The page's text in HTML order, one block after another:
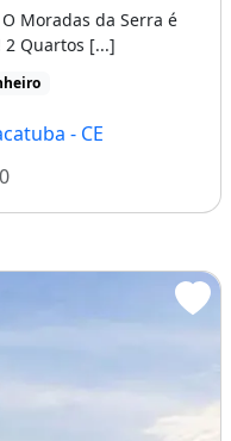
O Moradas da Serra é
Quartos [...]
- CE